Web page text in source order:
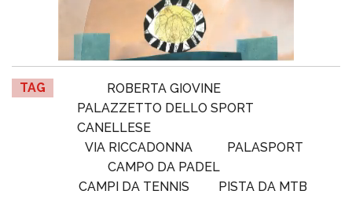
TAG
ROBERTA GIOVINE
PALAZZETTO DELLO SPORT
CANELLESE
VIA RICCADONNA
PALASPORT
CAMPO DA PADEL
CAMPI DA TENNIS
PISTA DA MTB